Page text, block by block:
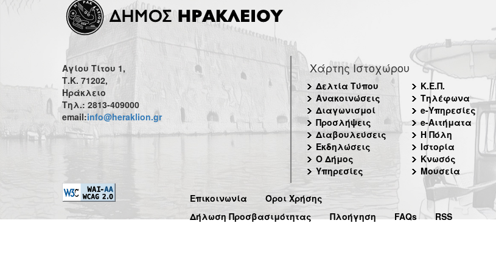
Αγίου Τίτου 1,
Τ.Κ. 71202,
Ηράκλειο
Τηλ.: 2813-409000
email:info@heraklion.gr
Χάρτης Ιστοχώρου
Δελτία Τύπου
Ανακοινώσεις
Διαγωνισμοί
Προσλήψεις
Διαβουλεύσεις
Εκδηλώσεις
Ο Δήμος
Υπηρεσίες
Κ.Ε.Π.
Τηλέφωνα
e-Υπηρεσίες
e-Αιτήματα
Η Πόλη
Ιστορία
Κνωσός
Μουσεία
Επικοινωνία
Όροι Χρήσης
Δήλωση Προσβασιμότητας
Πλοήγηση FAQs RSS